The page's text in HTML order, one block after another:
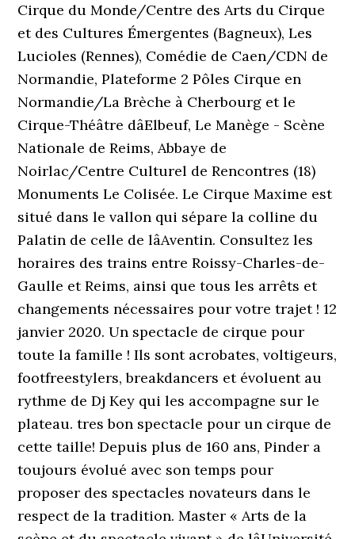
Cirque du Monde/Centre des Arts du Cirque
et des Cultures Émergentes (Bagneux), Les
Lucioles (Rennes), Comédie de Caen/CDN de
Normandie, Plateforme 2 Pôles Cirque en
Normandie/La Brèche à Cherbourg et le
Cirque-Théâtre dâElbeuf, Le Manège - Scène
Nationale de Reims, Abbaye de
Noirlac/Centre Culturel de Rencontres (18)
Monuments Le Colisée. Le Cirque Maxime est
situé dans le vallon qui sépare la colline du
Palatin de celle de lâAventin. Consultez les
horaires des trains entre Roissy-Charles-de-
Gaulle et Reims, ainsi que tous les arrêts et
changements nécessaires pour votre trajet ! 12
janvier 2020. Un spectacle de cirque pour
toute la famille ! Ils sont acrobates, voltigeurs,
footfreestylers, breakdancers et évoluent au
rythme de Dj Key qui les accompagne sur le
plateau. tres bon spectacle pour un cirque de
cette taille! Depuis plus de 160 ans, Pinder a
toujours évolué avec son temps pour
proposer des spectacles novateurs dans le
respect de la tradition. Master « Arts de la